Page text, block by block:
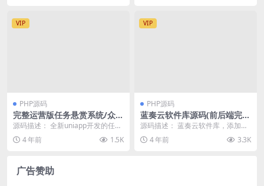
VIP
PHP源码
完整运营版任务悬赏系统/众人
帮任务平台/VUE源码/支持对
接API
源码描述： 全新uniapp开发的任务
悬赏系统，完整项目源码，可直接
上线 附带V...
4 年前 1.5K
VIP
PHP源码
蓝奏云软件库源码(前后端完
整)
源码描述： 蓝奏云软件库，添加分
类填入蓝奏云文件夹分享链接，链
接密码即可。 非 ...
4 年前 3.3K
广告赞助